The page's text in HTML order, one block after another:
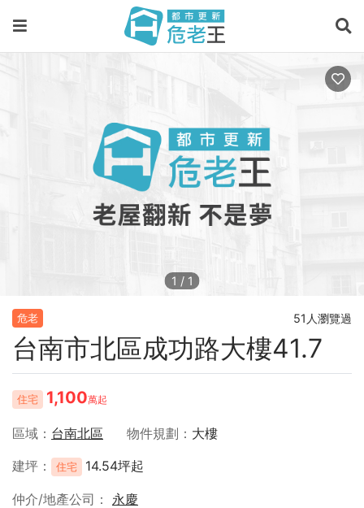
1 / 1
危老 51人瀏覽過
台南市北區成功路大樓41.7
住宅 1,100萬起
區域 台南北區 物件規劃
大樓
建坪
住宅 14.54坪起
仲介/地產公司
永慶